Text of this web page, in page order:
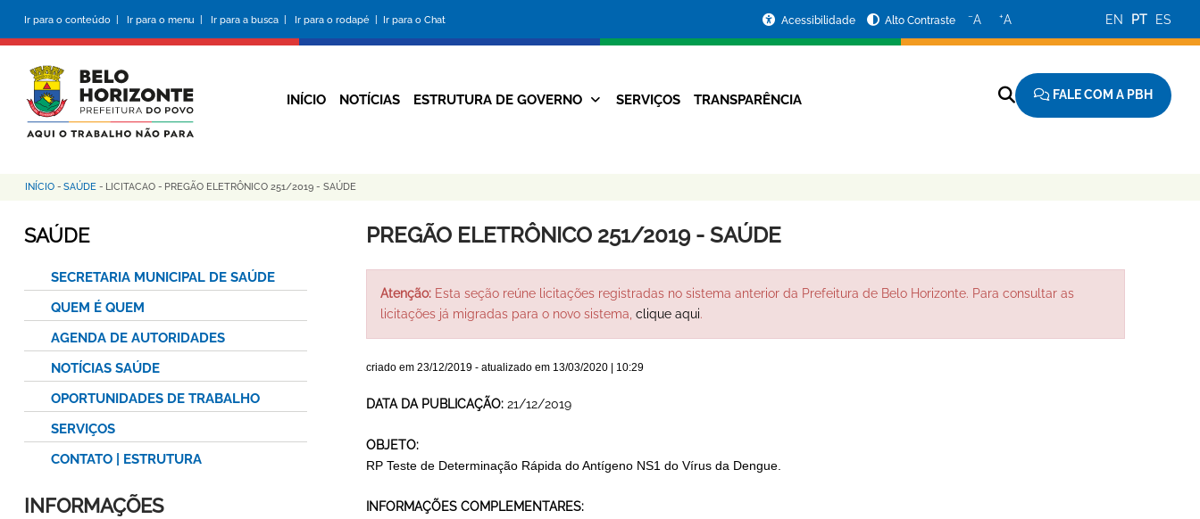
conteúdo
principal
Ir para o conteúdo | Ir para o menu | Ir para a busca | Ir para o rodapé | Ir para o Chat
da
Prefeitura
Acessibilidade Alto Contraste −A +A EN PT ES
Navegação
INÍCIO NOTÍCIAS ESTRUTURA DE GOVERNO SERVIÇOS TRANSPARÊNCIA FALE COM A PBH
Trilha
de
INÍCIO - SAÚDE - LICITACAO - PREGÃO ELETRÔNICO 251/2019 - SAÚDE
PREGÃO ELETRÔNICO 251/2019 - SAÚDE
Atenção:Esta seção reúne licitações registradas no sistema anterior da Prefeitura de Belo Horizonte. Para consultar as
licitações já migradas para o novo sistema, clique aqui.
criado em 23/12/2019- atualizado em 13/03/2020 | 10:29
DATA DA PUBLICAÇÃO: 21/12/2019
OBJETO:
RP Teste de Determinação Rápida do Antígeno NS1 do Vírus da Dengue.
INFORMAÇÕES COMPLEMENTARES:
SAÚDE
SECRETARIA MUNICIPAL DE SAÚDE
QUEM É QUEM
AGENDA DE AUTORIDADES
NOTÍCIAS SAÚDE
OPORTUNIDADES DE TRABALHO
SERVIÇOS
CONTATO | ESTRUTURA
INFORMAÇÕES